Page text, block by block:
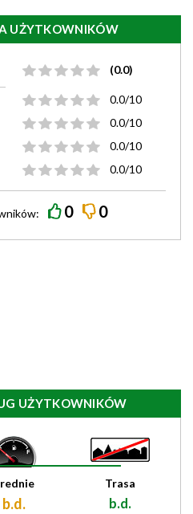
UŻYTKOWNIKÓW
(0.0)
0.0/10
0.0/10
0.0/10
0.0/10
0 0
UŻYTKOWNIKÓW
b.d.
Trasa
b.d.